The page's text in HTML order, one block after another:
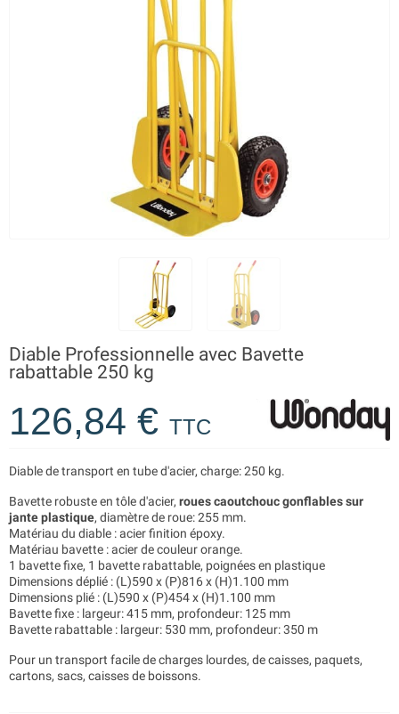
Diable Professionnelle avec Bavette
rabattable 250 kg
126,84 € TTC
Diable de transport en tube d'acier, charge: 250 kg.
Bavette robuste en tôle d'acier, roues caoutchouc gonflables sur
jante plastique, diamètre de roue: 255 mm.
Matériau du diable : acier finition époxy.
Matériau bavette : acier de couleur orange.
1 bavette fixe, 1 bavette rabattable, poignées en plastique
Dimensions déplié : (L)590 x (P)816 x (H)1.100 mm
Dimensions plié : (L)590 x (P)454 x (H)1.100 mm
Bavette fixe : largeur: 415 mm, profondeur: 125 mm
Bavette rabattable : largeur: 530 mm, profondeur: 350 m
Pour un transport facile de charges lourdes, de caisses, paquets,
cartons, sacs, caisses de boissons.